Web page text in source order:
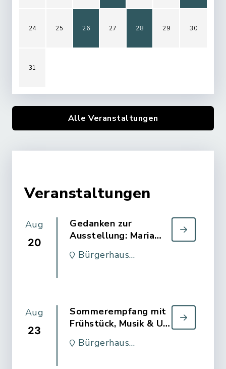
Veranstaltungen
Aug
20
Gedanken zur
Ausstellung: Maria
Munch - Malfluss =
Aug
23
Sommerempfang mit
Frühstück, Musik & Ulf
24 25 26 27 28 29 30
31
Alle Veranstaltungen